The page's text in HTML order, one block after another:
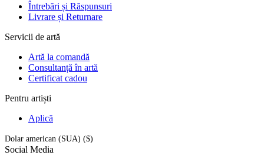
Întrebări și Răspunsuri
Livrare și Returnare
Servicii de artă
Artă la comandă
Consultanță în artă
Certificat cadou
Pentru artiști
Aplică
Dolar american (SUA) ($)
Social Media